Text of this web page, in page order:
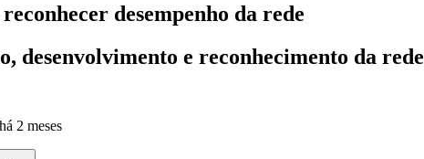
desempenho da rede
desenvolvimento e reconhecimento da rede
2 meses